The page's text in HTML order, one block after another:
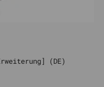
zu Element 1
zu Element 2
(DE)